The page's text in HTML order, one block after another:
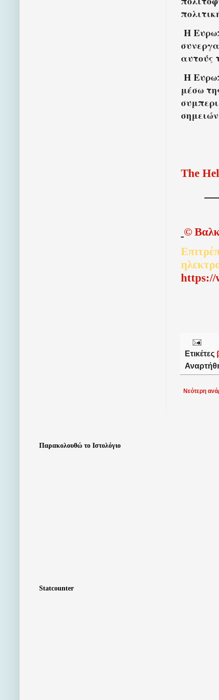
Η
αυτούς
Η
μέσω
The
©
https://
Ετικέτες
Νεότερη
Παρακολουθώ το Ιστολόγιο
Statcounter